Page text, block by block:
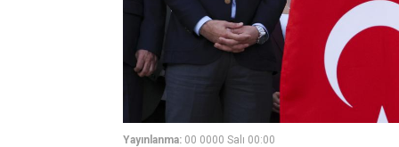
Yayınlanma: 00 0000 Salı 00:00